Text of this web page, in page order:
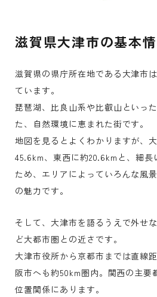
滋賀県大津市の基本
滋賀県の県庁所在地である大津市
ています。
琵琶湖、比良山系や比叡山といっ
た、自然環境に恵まれた街です。
地図を見るとよくわかりますが、
45.6km、東西に約20.6kmと、細
ため、エリアによっていろんな風
の魅力です。
そして、大津市を語るうえで外せ
ど大都市圏との近さです。
大津市役所から京都市までは直線
阪市へも約50km圏内。関西の主要
位置関係にあります。